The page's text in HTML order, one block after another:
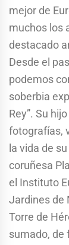
mejor de
muchos los
destacado
Desde el
podemos
soberbia
Rey”. Su
fotografías,
la vida de
coruñesa
el Instituto
Jardines de
Torre de
sumado, de